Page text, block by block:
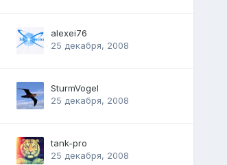
alexei76
25 декабря, 2008
SturmVogel
25 декабря, 2008
tank-pro
25 декабря, 2008